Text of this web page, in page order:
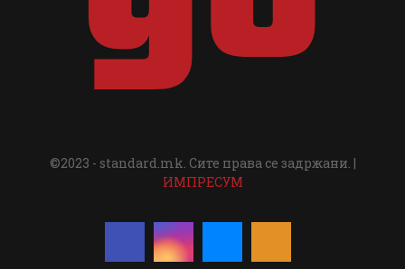
©2023 - standard.mk. Сите права се задржани. |
ИМПРЕСУМ